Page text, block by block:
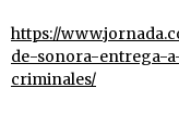
https://
de-sonora-entrega-
criminales/